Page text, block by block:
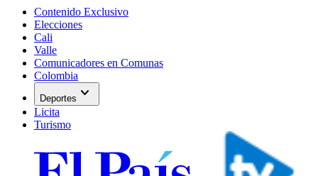
Contenido Exclusivo
Elecciones
Cali
Valle
Comunicadores en Comunas
Colombia
Deportes expand_more
Licita
Turismo